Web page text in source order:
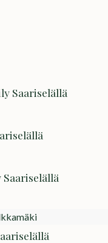
Saariselällä